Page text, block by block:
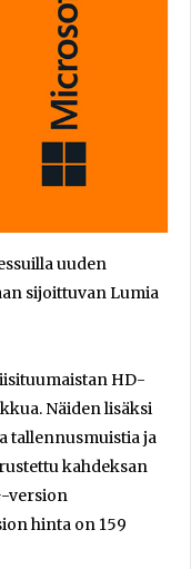
uuden
sijoittuvan Lumia
HD-
Näiden lisäksi
tallennusmuistia ja
kahdeksan
version
hinta on 159